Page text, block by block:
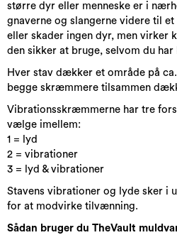
større dyr eller menneske er i
gnaverne og slangerne videre til
eller skader ingen dyr, men virker
den sikker at bruge, selvom du
Hver stav dækker et område på
begge skræmmere tilsammen
Vibrationsskræmmerne har tre
vælge imellem:
1 = lyd
2 = vibrationer
3 = lyd & vibrationer
Stavens vibrationer og lyde sker i
for at modvirke tilvænning.
Sådan bruger du TheVault